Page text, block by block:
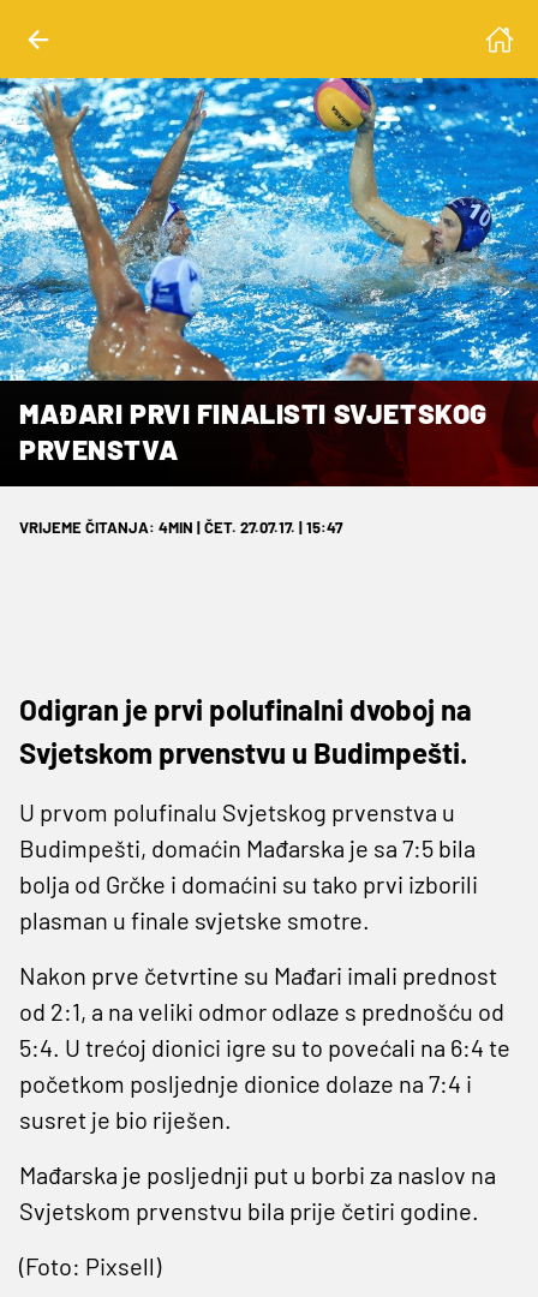
MAĐARI PRVI FINALISTI SVJETSKOG
PRVENSTVA
VRIJEME ČITANJA: 4MIN | ČET. 27.07.17. | 15:47
Odigran je prvi polufinalni dvoboj na
Svjetskom prvenstvu u Budimpešti.
U prvom polufinalu Svjetskog prvenstva u
Budimpešti, domaćin Mađarska je sa 7:5 bila
bolja od Grčke i domaćini su tako prvi izborili
plasman u finale svjetske smotre.
Nakon prve četvrtine su Mađari imali prednost
od 2:1, a na veliki odmor odlaze s prednošću od
5:4. U trećoj dionici igre su to povećali na 6:4 te
početkom posljednje dionice dolaze na 7:4 i
susret je bio riješen.
Mađarska je posljednji put u borbi za naslov na
Svjetskom prvenstvu bila prije četiri godine.
(Foto: Pixsell)